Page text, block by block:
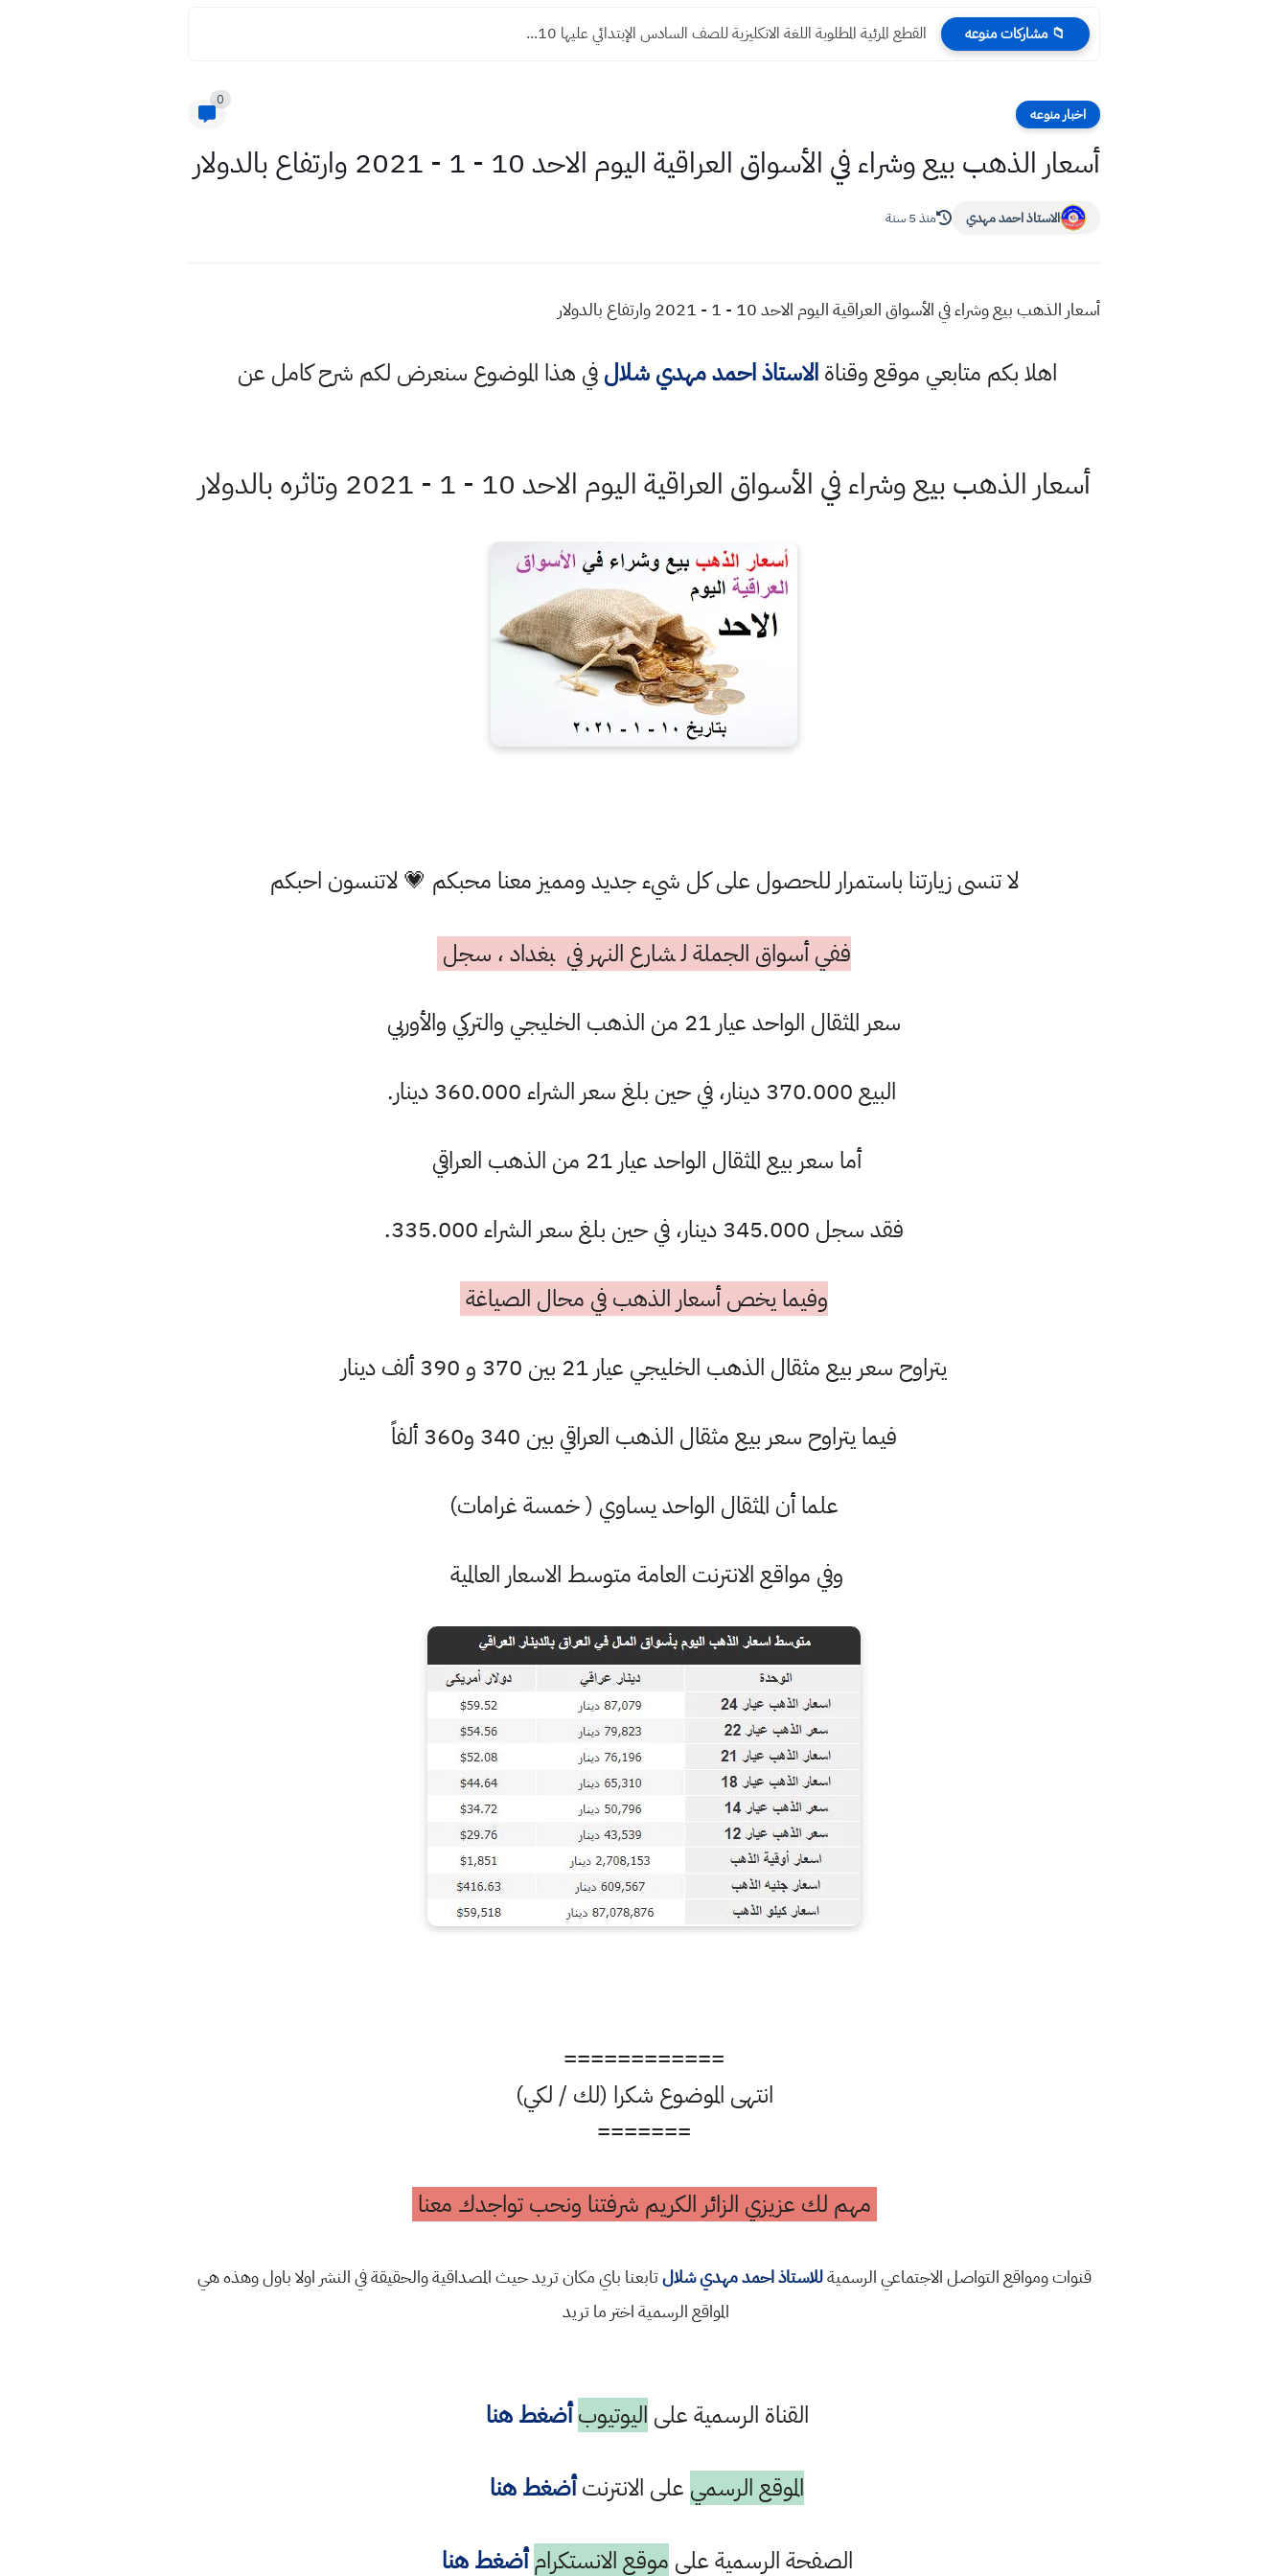
📁 مشاركات منوعه القطع المرئية المطلوبة اللغة الانكليزية للصف السادس الإبتدائي عليها 10...
اخبار منوعه
0
أسعار الذهب بيع وشراء في الأسواق العراقية اليوم الاحد 10 - 1 - 2021 وارتفاع بالدولار
الاستاذ احمد مهدي منذ 5 سنة
أسعار الذهب بيع وشراء في الأسواق العراقية اليوم الاحد 10 - 1 - 2021 وارتفاع بالدولار
اهلا بكم متابعي موقع وقناةالاستاذ احمد مهدي شلالفي هذا الموضوع سنعرض لكم شرح كامل عن
أسعار الذهب بيع وشراء في الأسواق العراقية اليوم الاحد 10 - 1 - 2021 وتاثره بالدولار
لا تنسى زيارتنا باستمرار للحصول على كل شيء جديد ومميز معنا محبكم 💗 لاتنسون احبكم
ففي أسواق الجملة ل‍‍ ‍‍شارع النهر في ‍‍ ‍‍بغداد ، سجل
سعر المثقال الواحد عيار 21 من الذهب الخليجي والتركي والأوربي
البيع 370.000 دينار، في حين بلغ سعر الشراء 360.000 دينار.
أما سعر بيع المثقال الواحد عيار 21 من الذهب العراقي
فقد سجل 345.000 دينار، في حين بلغ سعر الشراء 335.000.
وفيما يخص أسعار الذهب في محال الصياغة
يتراوح سعر بيع مثقال الذهب الخليجي عيار 21 بين 370 و 390 ألف دينار
فيما يتراوح سعر بيع مثقال الذهب العراقي بين 340 و360 ألفاً
علما أن المثقال الواحد يساوي ( خمسة غرامات)
وفي مواقع الانترنت العامة متوسط الاسعار العالمية
============
انتهى الموضوع شكرا (لك / لكي)
=======
مهم لك عزيزي الزائر الكريم شرفتنا ونحب تواجدك معنا
قنوات ومواقع التواصل الاجتماعي الرسميةللاستاذ احمد مهدي شلالتابعنا باي مكان تريد حيث المصداقية والحقيقة في النشر اولا باول وهذه هي
المواقع الرسمية اختر ما تريد
القناة الرسمية على اليوتيوب أضغط هنا
الموقع الرسمي على الانترنتأضغط هنا
الصفحة الرسمية على موقع الانستكرام أضغط هنا